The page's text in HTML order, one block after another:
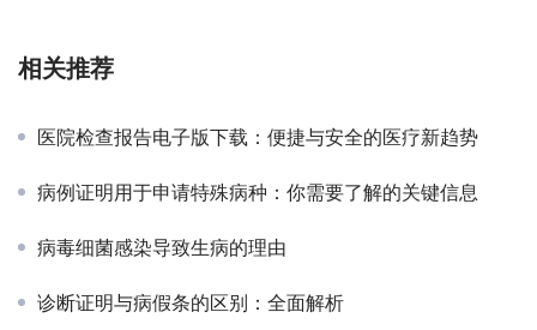
相关推荐
医院检查报告电子版下载：便捷与安全的医疗新趋势
病例证明用于申请特殊病种：你需要了解的关键信息
病毒细菌感染导致生病的理由
诊断证明与病假条的区别：全面解析